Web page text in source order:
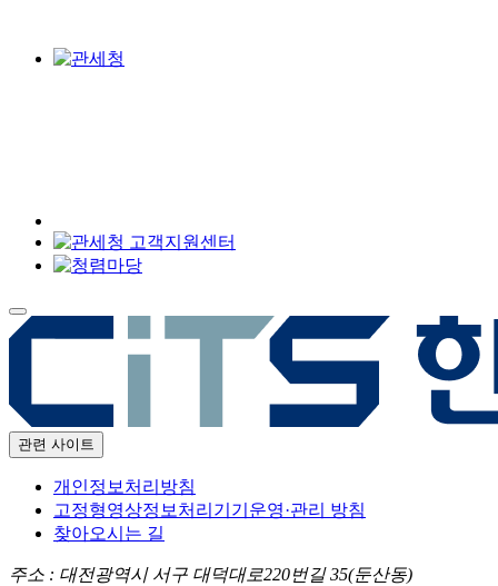
관련 사이트
개인정보처리방침
고정형영상정보처리기기운영·관리 방침
찾아오시는 길
주소 : 대전광역시 서구 대덕대로220번길 35(둔산동)